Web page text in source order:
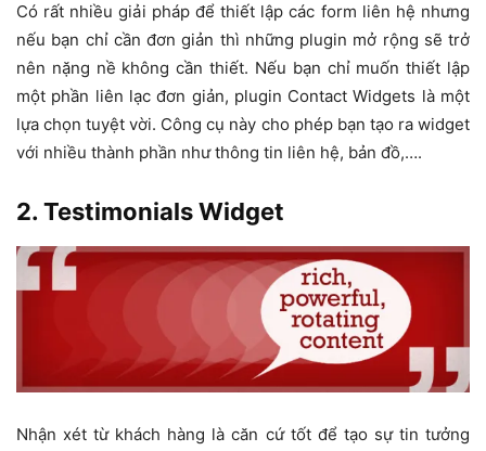
Có rất nhiều giải pháp để thiết lập các form liên hệ nhưng
nếu bạn chỉ cần đơn giản thì những plugin mở rộng sẽ trở
nên nặng nề không cần thiết. Nếu bạn chỉ muốn thiết lập
một phần liên lạc đơn giản, plugin Contact Widgets là một
lựa chọn tuyệt vời. Công cụ này cho phép bạn tạo ra widget
với nhiều thành phần như thông tin liên hệ, bản đồ,….
2. Testimonials Widget
Nhận xét từ khách hàng là căn cứ tốt để tạo sự tin tưởng